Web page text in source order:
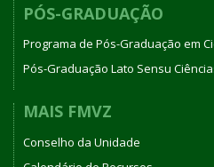
PÓS-GRADUAÇÃO
Programa de Pós-Graduação em
Pós-Graduação Lato Sensu
MAIS FMVZ
Conselho da Unidade